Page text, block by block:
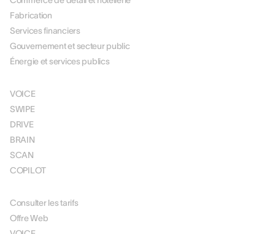
Fabrication
Services financiers
Gouvernement et secteur public
Énergie et services publics
VOICE
SWIPE
DRIVE
BRAIN
SCAN
COPILOT
Consulter les tarifs
Offre Web